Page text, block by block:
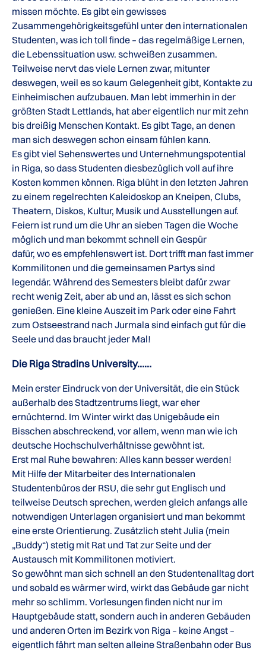
missen möchte. Es gibt ein gewisses
Zusammengehörigkeitsgefühl unter den internationalen
Studenten, was ich toll finde – das regelmäßige Lernen,
die Lebenssituation usw. schweißen zusammen.
Teilweise nervt das viele Lernen zwar, mitunter
deswegen, weil es so kaum Gelegenheit gibt, Kontakte zu
Einheimischen aufzubauen. Man lebt immerhin in der
größten Stadt Lettlands, hat aber eigentlich nur mit zehn
bis dreißig Menschen Kontakt. Es gibt Tage, an denen
man sich deswegen schon einsam fühlen kann.
Es gibt viel Sehenswertes und Unternehmungspotential
in Riga, so dass Studenten diesbezüglich voll auf ihre
Kosten kommen können. Riga blüht in den letzten Jahren
zu einem regelrechten Kaleidoskop an Kneipen, Clubs,
Theatern, Diskos, Kultur, Musik und Ausstellungen auf.
Feiern ist rund um die Uhr an sieben Tagen die Woche
möglich und man bekommt schnell ein Gespür
dafür, wo es empfehlenswert ist. Dort trifft man fast immer
Kommilitonen und die gemeinsamen Partys sind
legendär. Während des Semesters bleibt dafür zwar
recht wenig Zeit, aber ab und an, lässt es sich schon
genießen. Eine kleine Auszeit im Park oder eine Fahrt
zum Ostseestrand nach Jurmala sind einfach gut für die
Seele und das braucht jeder Mal!
Die Riga Stradins University……
Mein erster Eindruck von der Universität, die ein Stück
außerhalb des Stadtzentrums liegt, war eher
ernüchternd. Im Winter wirkt das Unigebäude ein
Bisschen abschreckend, vor allem, wenn man wie ich
deutsche Hochschulverhältnisse gewöhnt ist.
Erst mal Ruhe bewahren: Alles kann besser werden!
Mit Hilfe der Mitarbeiter des Internationalen
Studentenbüros der RSU, die sehr gut Englisch und
teilweise Deutsch sprechen, werden gleich anfangs alle
notwendigen Unterlagen organisiert und man bekommt
eine erste Orientierung. Zusätzlich steht Julia (mein
„Buddy“) stetig mit Rat und Tat zur Seite und der
Austausch mit Kommilitonen motiviert.
So gewöhnt man sich schnell an den Studentenalltag dort
und sobald es wärmer wird, wirkt das Gebäude gar nicht
mehr so schlimm. Vorlesungen finden nicht nur im
Hauptgebäude statt, sondern auch in anderen Gebäuden
und anderen Orten im Bezirk von Riga – keine Angst –
eigentlich fährt man selten alleine Straßenbahn oder Bus